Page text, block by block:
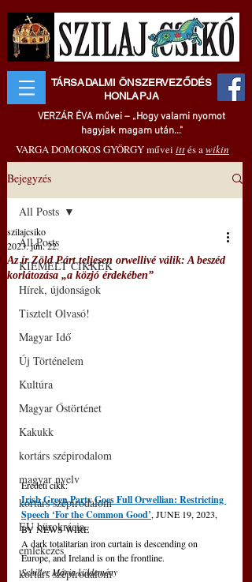
TÁRSADALMI ÖNSZERVEZŐDÉS
HONLAPJA
VERZÁR ÉVA művei – „Hogy valami nyomot
hagyjak magam után..."
VARGA DOMOKOS GYÖRGY művei ittés awikin
Bejegyzés
All Posts
KIEMELT CIKKEK
Hírek, újdonságok
Tisztelt Olvasó!
Magyar Idő
Új Történelem
Kultúra
Magyar Őstörténet
Kakukk
kortárs szépirodalom
magyar nyelv
kortárs szépirodalom
EU bürokrácia
emlékezés
kortárs szépirodalom
All Posts
Az ír Zöld Párt teljesen orwellivé válik: A beszéd
korlátozása „a közjó érdekében”
szilajcsiko
2023. jún. 22.
Eredeti cikk:
Irish Green Party Goes Full Orwellian: Restricting
Speech ‘For the Common Good’, JUNE 19, 2023,
BY NEWS WIRE
A dark totalitarian iron curtain is descending on
Europe, and Ireland is on the frontline.
Schiller Mária küldemény